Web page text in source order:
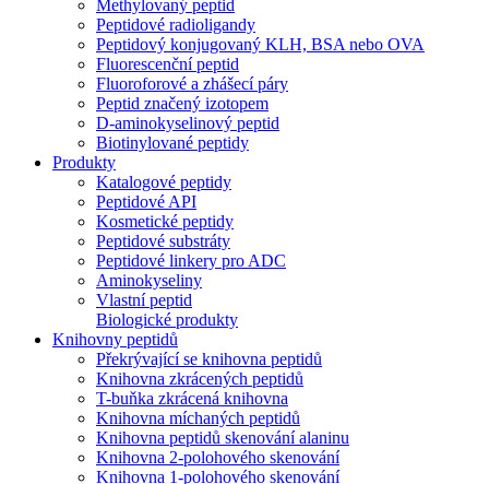
Methylovaný peptid
Peptidové radioligandy
Peptidový konjugovaný KLH, BSA nebo OVA
Fluorescenční peptid
Fluoroforové a zhášecí páry
Peptid značený izotopem
D-aminokyselinový peptid
Biotinylované peptidy
Produkty
Katalogové peptidy
Peptidové API
Kosmetické peptidy
Peptidové substráty
Peptidové linkery pro ADC
Aminokyseliny
Vlastní peptid
Biologické produkty
Knihovny peptidů
Překrývající se knihovna peptidů
Knihovna zkrácených peptidů
T-buňka zkrácená knihovna
Knihovna míchaných peptidů
Knihovna peptidů skenování alaninu
Knihovna 2-polohového skenování
Knihovna 1-polohového skenování